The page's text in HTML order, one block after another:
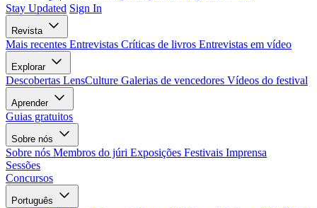
Stay Updated Sign In
Revista
Mais recentes Entrevistas Críticas de livros Entrevistas em vídeo
Explorar
Descobertas LensCulture Galerias de vencedores Vídeos do festival
Aprender
Guias gratuitos
Sobre nós
Sobre nós Membros do júri Exposições Festivais Imprensa
Sessões
Concursos
Português